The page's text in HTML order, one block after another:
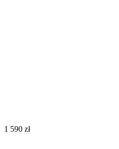
‍1 590‍ zł